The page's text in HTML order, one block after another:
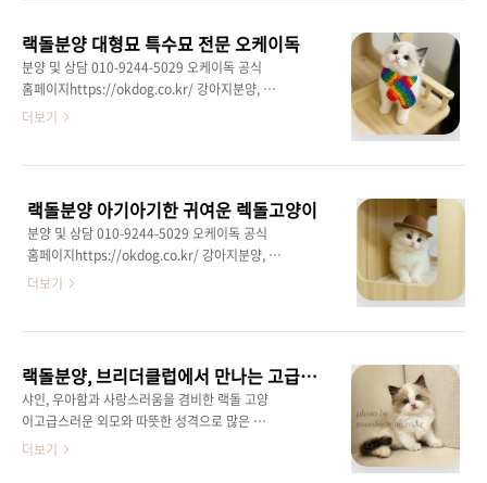
부담이 적어요. 이 특성은 활동량이 많은 품종을
부담스러..
랙돌고양이는 중대형 체형에 부드러운 장모를
가진 품종으로 전반적인 움직임이 느긋한 편이
에요. 급격한 점프나 과한 활동보다는 바닥 위 이
동과 휴식을 선호해 실내 생활에 안정적으로 적
응해요. 활동량이 과하지 않아 차분한 생활 패턴
또 다른 특징은 사람 중심의 행동이에요. 집사의
자만의 시간을 길게 고집하지는 ..
랙돌분양 대형묘 특수묘 전문 오케이독
분양 및 상담 010-9244-5029 오케이독 공식
홈페이지https://okdog.co.kr/ 강아지분양, 고
양이분양 오케이독강아지분양,애견분양,애견샵,
분양,스피츠분양,페okdog.co.kr 랙돌분양 전문
성 있는 오케이독 랙돌 고양이는 그 크고 우아한
외모로 많은 사람들에게 사랑받는 품종이에요.
특히, 랙돌은 그 크기와 털의 부드러움, 그리고
사람을 좋아하는 온순한 성격으로 유명해요.이
친화적인 성격 덕분에 많은 가정에서 인기 있는
강하고 품질..
더보기
랙돌분양 아기아기한 귀여운 렉돌고양이
분양 및 상담 010-9244-5029 오케이독 공식
홈페이지https://okdog.co.kr/ 강아지분양, 고
양이분양 오케이독강아지분양,애견분양,애견샵,
분양,스피츠분양,페okdog.co.kr 랙돌분양 2개
월령 안녕하세요! 현재 관리하고 있는 2개월령
의 랙돌 아기 고양이에 대해 소개할게요.이 아이
는 현재 오케이독본점에서 관리 중인 아주 특별
한 아기 고양이에요. 랙돌 고양이는 그 큰 몸집과
더보기
랙돌분양, 브리더클럽에서 만나는 고급스러운 친구 "샤인"!
샤인, 우아함과 사랑스러움을 겸비한 랙돌 고양
이고급스러운 외모와 따뜻한 성격으로 많은 사
랑을 받는 랙돌 고양이!이번 브리더클럽에서 소
더보기